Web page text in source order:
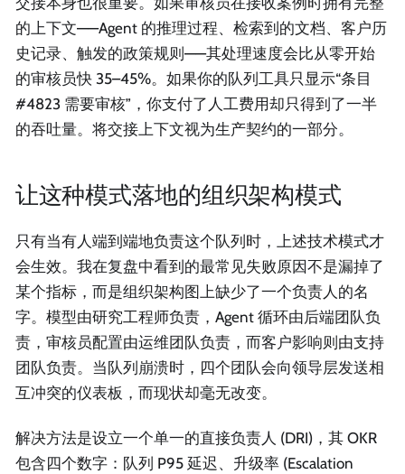
的上下文——Agent 的推理过程、检索到的文档、客户历
史记录、触发的政策规则——其处理速度会比从零开始
的审核员快 35–45%。如果你的队列工具只显示“条目
#4823 需要审核”，你支付了人工费用却只得到了一半
的吞吐量。将交接上下文视为生产契约的一部分。
让这种模式落地的组织架构模式
只有当有人端到端地负责这个队列时，上述技术模式才
会生效。我在复盘中看到的最常见失败原因不是漏掉了
某个指标，而是组织架构图上缺少了一个负责人的名
字。模型由研究工程师负责，Agent 循环由后端团队负
责，审核员配置由运维团队负责，而客户影响则由支持
团队负责。当队列崩溃时，四个团队会向领导层发送相
互冲突的仪表板，而现状却毫无改变。
解决方法是设立一个单一的直接负责人 (DRI)，其 OKR
包含四个数字：队列 P95 延迟、升级率 (Escalation